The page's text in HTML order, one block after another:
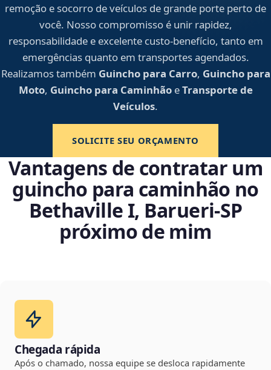
remoção e socorro de veículos de grande porte perto de
você. Nosso compromisso é unir rapidez,
responsabilidade e excelente custo-benefício, tanto em
emergências quanto em transportes agendados.
Realizamos também Guincho para Carro, Guincho para
Moto, Guincho para CaminhãoeTransporte de
Veículos.
SOLICITE SEU ORÇAMENTO
Vantagens de contratar um
guincho para caminhão no
Bethaville I, Barueri‑SP
próximo de mim
Chegada rápida
Após o chamado, nossa equipe se desloca rapidamente